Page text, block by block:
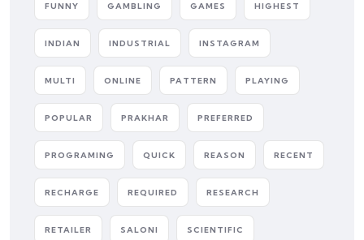
FUNNY GAMBLING GAMES HIGHEST
INDIAN INDUSTRIAL INSTAGRAM
MULTI ONLINE PATTERN PLAYING
POPULAR PRAKHAR PREFERRED
PROGRAMING QUICK REASON RECENT
RECHARGE REQUIRED RESEARCH
RETAILER SALONI SCIENTIFIC